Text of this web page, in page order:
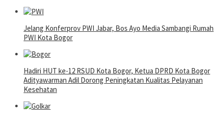
Jelang Konferprov PWI Jabar, Bos Ayo Media Sambangi Rumah
PWI Kota Bogor
Hadiri HUT ke-12 RSUD Kota Bogor, Ketua DPRD Kota Bogor
Adityawarman Adil Dorong Peningkatan Kualitas Pelayanan
Kesehatan